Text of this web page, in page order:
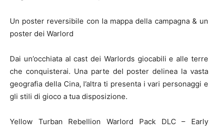
Un poster reversibile con la mappa della campagna & un
poster dei Warlord
Dai un’occhiata al cast dei Warlords giocabili e alle terre
che conquisterai. Una parte del poster delinea la vasta
geografia della Cina, l’altra ti presenta i vari personaggi e
gli stili di gioco a tua disposizione.
Yellow Turban Rebellion Warlord Pack DLC – Early